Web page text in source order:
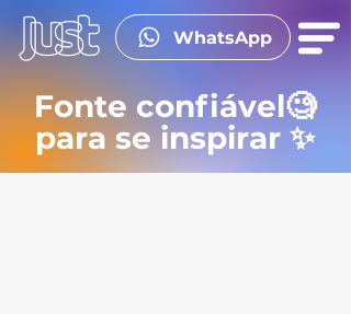
WhatsApp
Fonte confiável🧐
para se inspirar ✨